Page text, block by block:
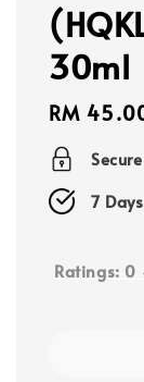
30ml
Regular
price
RM
7
Ratings: 0